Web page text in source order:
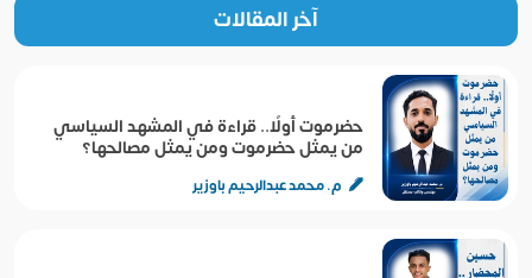
آخر المقالات
حضرموت أولًا.. قراءة في المشهد السياسي
من يمثل حضرموت ومن يمثل مصالحها؟
م. محمد عبدالرحيم باوزير